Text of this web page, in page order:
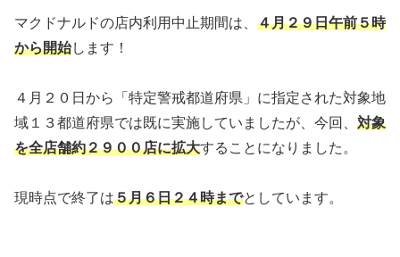
マクドナルドの店内利用中止期間は、 ４月２９日午前５時
から開始します！
４月２０日から「特定警戒都道府県」に指定された対象地
域１３都道府県では既に実施していましたが、今回、 対象
を全店舗約２９００店に拡大することになりました。
現時点で終了は５月６日２４時までとしています。